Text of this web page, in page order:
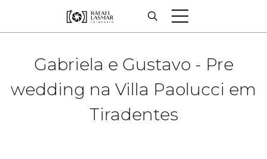
Gabriela e Gustavo - Pre
wedding na Villa Paolucci em
Tiradentes